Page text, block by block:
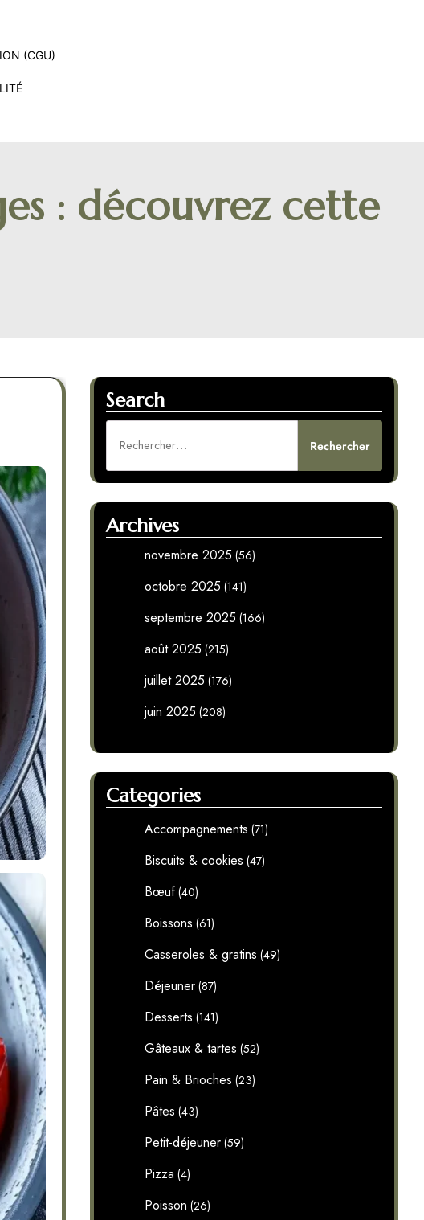
(CGU)
: découvrez cette
Search
Archives
novembre 2025 (56)
octobre 2025 (141)
septembre 2025 (166)
août 2025 (215)
juillet 2025 (176)
juin 2025 (208)
Categories
Accompagnements (71)
Biscuits & cookies (47)
Bœuf (40)
Boissons (61)
Casseroles & gratins (49)
Déjeuner (87)
Desserts (141)
Gâteaux & tartes (52)
Pain & Brioches (23)
Pâtes (43)
Petit-déjeuner (59)
Pizza (4)
Poisson (26)